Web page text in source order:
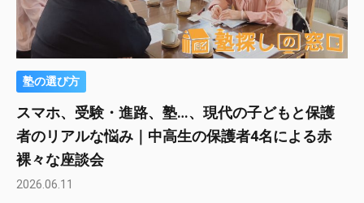
塾の選び方
スマホ、受験・進路、塾…、現代の子どもと保護
者のリアルな悩み｜中高生の保護者4名による赤
裸々な座談会
2026.06.11